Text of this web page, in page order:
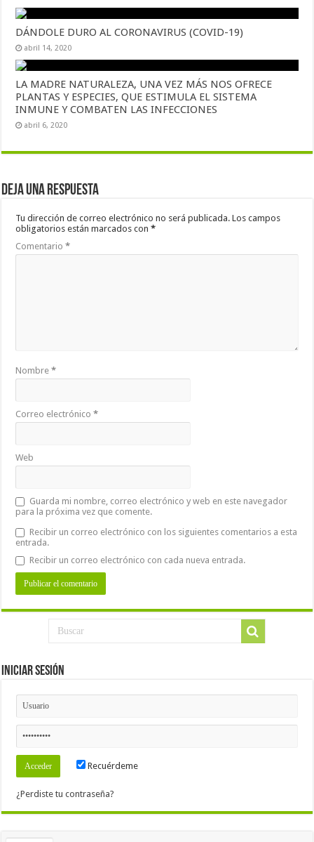
DÁNDOLE DURO AL CORONAVIRUS (COVID-19)
abril 14, 2020
LA MADRE NATURALEZA, UNA VEZ MÁS NOS OFRECE
PLANTAS Y ESPECIES, QUE ESTIMULA EL SISTEMA
INMUNE Y COMBATEN LAS INFECCIONES
abril 6, 2020
Deja una respuesta
Tu dirección de correo electrónico no será publicada. Los campos
obligatorios están marcados con*
Comentario*
Nombre*
Correo electrónico*
Web
Guarda mi nombre, correo electrónico y web en este navegador
para la próxima vez que comente.
Recibir un correo electrónico con los siguientes comentarios a esta
entrada.
Recibir un correo electrónico con cada nueva entrada.
Iniciar Sesión
Recuérdeme
¿Perdiste tu contraseña?